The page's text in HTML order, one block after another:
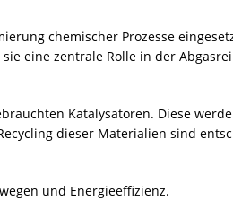
chemischer Prozesse
eine zentrale Rolle in der
Katalysatoren. Diese
dieser Materialien sind
und Energieeffizienz.